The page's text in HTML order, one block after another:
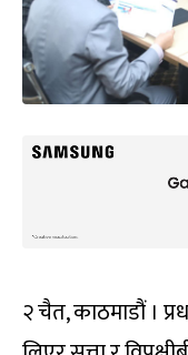
२ चैत, काठमाडौं ।